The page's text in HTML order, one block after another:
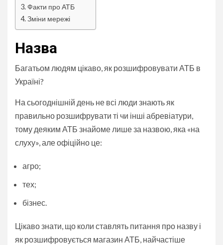
Факти про АТБ
Зміни мережі
Назва
Багатьом людям цікаво, як розшифровувати АТБ в
Україні?
На сьогоднішній день не всі люди знають як
правильно розшифрувати ті чи інші абревіатури,
тому деяким АТБ знайоме лише за назвою, яка «на
слуху», але офіційно це:
агро;
тех;
бізнес.
Цікаво знати, що коли ставлять питання про назву і
як розшифровується магазин АТБ, найчастіше